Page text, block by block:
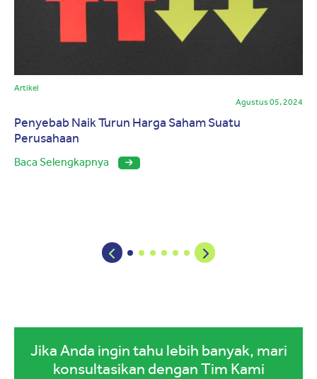
Artikel
Agustus 05, 2024
Penyebab Naik Turun Harga Saham Suatu
Perusahaan
Baca Selengkapnya
Jika Anda ingin tahu lebih banyak, mari
konsultasikan dengan Tim Kami